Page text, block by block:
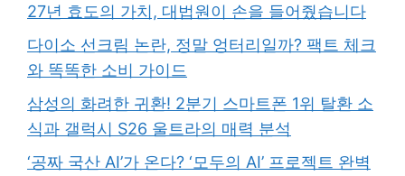
27년 효도의 가치, 대법원이 손을 들어줬습니다
다이소 선크림 논란, 정말 엉터리일까? 팩트 체크
와 똑똑한 소비 가이드
삼성의 화려한 귀환! 2분기 스마트폰 1위 탈환 소
식과 갤럭시 S26 울트라의 매력 분석
‘공짜 국산 AI’가 온다? ‘모두의 AI’ 프로젝트 완벽